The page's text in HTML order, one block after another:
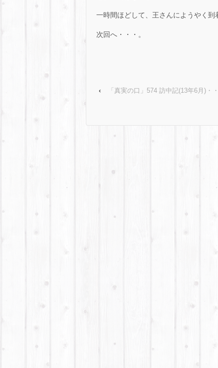
一時間ほどして、王さんにようやく到
次回へ・・・。
‹ 「真実の口」574 訪中記(13年6月)・